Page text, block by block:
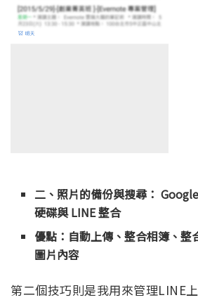
二、照片的備份與搜尋：
硬碟與 LINE 整合
優點：自動上傳、整合相簿、整
圖片內容
第二個技巧則是我用來管理LINE